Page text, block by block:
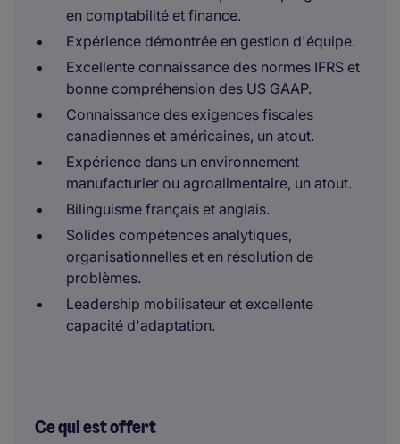
en comptabilité et finance.
Expérience démontrée en gestion d'équipe.
Excellente connaissance des normes IFRS et
bonne compréhension des US GAAP.
Connaissance des exigences fiscales
canadiennes et américaines, un atout.
Expérience dans un environnement
manufacturier ou agroalimentaire, un atout.
Bilinguisme français et anglais.
Solides compétences analytiques,
organisationnelles et en résolution de
problèmes.
Leadership mobilisateur et excellente
capacité d'adaptation.
Ce qui est offert